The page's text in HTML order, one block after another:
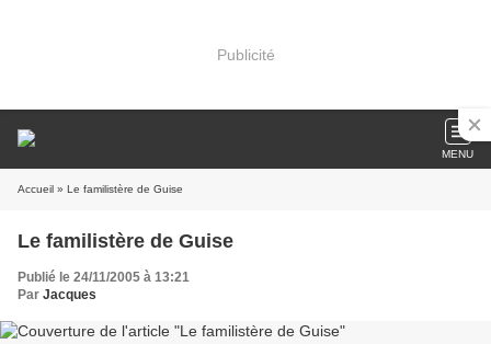
Publicité
MENU
Accueil » Le familistère de Guise
Le familistère de Guise
Publié le 24/11/2005 à 13:21
Par Jacques